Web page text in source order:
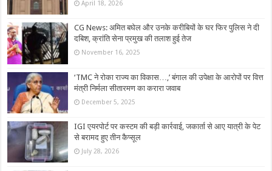
April 18, 2026
CG News: अमित बघेल और उनके करीबियों के घर फिर पुलिस ने दी
दबिश, क्रांति सेना प्रमुख की तलाश हुई तेज
November 16, 2025
‘TMC ने रोका राज्य का विकास…,’ बंगाल की उपेक्षा के आरोपों पर वित्त
मंत्री निर्मला सीतारमण का करारा जवाब
December 5, 2025
IGI एयरपोर्ट पर कस्टम की बड़ी कार्रवाई, जकार्ता से आए यात्री के पेट
से बरामद हुए तीन कैप्सूल
July 28, 2026